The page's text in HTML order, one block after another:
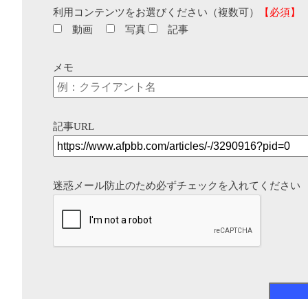
利用コンテンツをお選びください（複数可）
【必須】
動画
写真 記事
メモ
記事URL
迷惑メール防止のため必ずチェックを入れてください